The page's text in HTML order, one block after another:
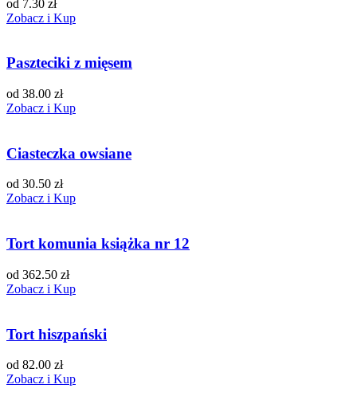
od 7.30 zł
Zobacz i Kup
Paszteciki z mięsem
od 38.00 zł
Zobacz i Kup
Ciasteczka owsiane
od 30.50 zł
Zobacz i Kup
Tort komunia książka nr 12
od 362.50 zł
Zobacz i Kup
Tort hiszpański
od 82.00 zł
Zobacz i Kup